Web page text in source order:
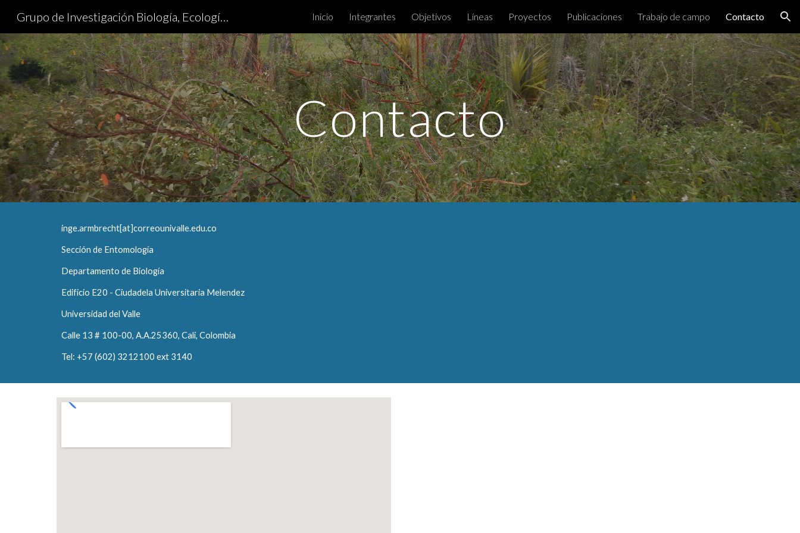
Skip to main content Skip to navigation
Grupo de Investigación Biología, Ecología y Evolución de Artópodos Inicio Integrantes Objetivos Líneas Proyectos Publicaciones Trabajo de campo Contacto
Contacto
inge.armbrecht[at]correounivalle.edu.co
Sección de Entomología
Departamento de Biología
Edificio E20 - Ciudadela Universitaria Melendez
Universidad del Valle
Calle 13 # 100-00, A.A.25360, Cali, Colombia
Tel: +57 (602) 3212100 ext 3140